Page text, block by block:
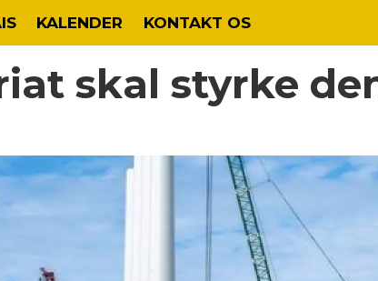
KALENDER KONTAKT OS
skal styrke